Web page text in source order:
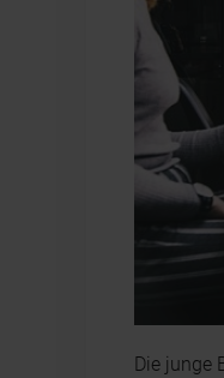
Die junge